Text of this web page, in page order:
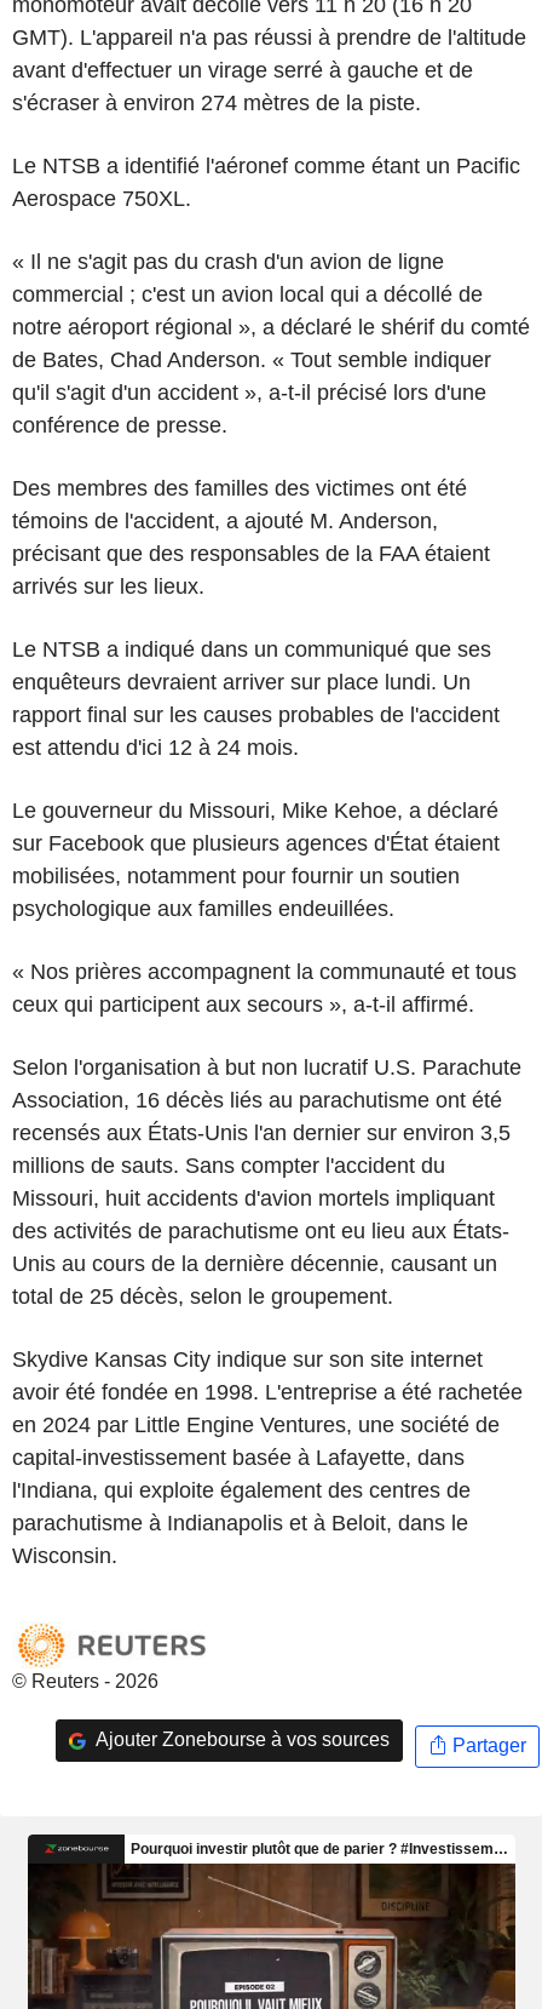
GMT). L'appareil n'a pas réussi à prendre de l'altitude
avant d'effectuer un virage serré à gauche et de
s'écraser à environ 274 mètres de la piste.
Le NTSB a identifié l'aéronef comme étant un Pacific
Aerospace 750XL.
« Il ne s'agit pas du crash d'un avion de ligne
commercial ; c'est un avion local qui a décollé de
notre aéroport régional », a déclaré le shérif du comté
de Bates, Chad Anderson. « Tout semble indiquer
qu'il s'agit d'un accident », a-t-il précisé lors d'une
conférence de presse.
Des membres des familles des victimes ont été
témoins de l'accident, a ajouté M. Anderson,
précisant que des responsables de la FAA étaient
arrivés sur les lieux.
Le NTSB a indiqué dans un communiqué que ses
enquêteurs devraient arriver sur place lundi. Un
rapport final sur les causes probables de l'accident
est attendu d'ici 12 à 24 mois.
Le gouverneur du Missouri, Mike Kehoe, a déclaré
sur Facebook que plusieurs agences d'État étaient
mobilisées, notamment pour fournir un soutien
psychologique aux familles endeuillées.
« Nos prières accompagnent la communauté et tous
ceux qui participent aux secours », a-t-il affirmé.
Selon l'organisation à but non lucratif U.S. Parachute
Association, 16 décès liés au parachutisme ont été
recensés aux États-Unis l'an dernier sur environ 3,5
millions de sauts. Sans compter l'accident du
Missouri, huit accidents d'avion mortels impliquant
des activités de parachutisme ont eu lieu aux États-
Unis au cours de la dernière décennie, causant un
total de 25 décès, selon le groupement.
Skydive Kansas City indique sur son site internet
avoir été fondée en 1998. L'entreprise a été rachetée
en 2024 par Little Engine Ventures, une société de
capital-investissement basée à Lafayette, dans
l'Indiana, qui exploite également des centres de
parachutisme à Indianapolis et à Beloit, dans le
Wisconsin.
© Reuters - 2026
Ajouter Zonebourse à vos sources Partager